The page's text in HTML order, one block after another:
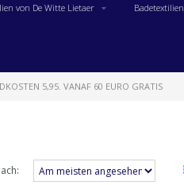
von De Witte Lietaer Badetextilien
5,95. VANAF 60 EURO GRATIS